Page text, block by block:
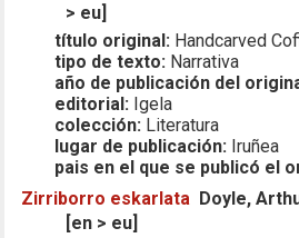
> eu]
título original: Handcarved
tipo de texto: Narrativa
año de publicación del
editorial: Igela
colección: Literatura
lugar de publicación: Iruñea
pais en el que se publicó el
Zirriborro eskarlata Doyle,
[en > eu]